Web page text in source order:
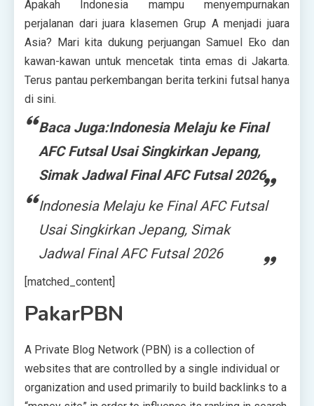
Apakah Indonesia mampu menyempurnakan
perjalanan dari juara klasemen Grup A menjadi juara
Asia? Mari kita dukung perjuangan Samuel Eko dan
kawan-kawan untuk mencetak tinta emas di Jakarta.
Terus pantau perkembangan berita terkini futsal hanya
di sini.
Baca Juga:Indonesia Melaju ke Final
AFC Futsal Usai Singkirkan Jepang,
Simak Jadwal Final AFC Futsal 2026
Indonesia Melaju ke Final AFC Futsal
Usai Singkirkan Jepang, Simak
Jadwal Final AFC Futsal 2026
[matched_content]
PakarPBN
A Private Blog Network (PBN) is a collection of
websites that are controlled by a single individual or
organization and used primarily to build backlinks to a